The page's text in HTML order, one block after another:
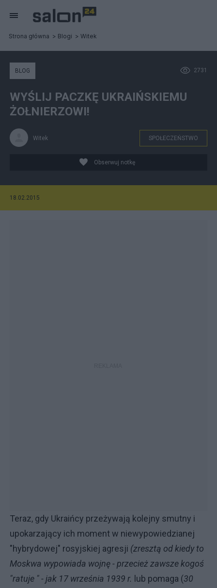
Strona główna Blogi Witek
2731
BLOG
WYŚLIJ PACZKĘ UKRAIŃSKIEMU
ŻOŁNIERZOWI!
Witek SPOŁECZEŃSTWO
Obserwuj notkę
18.02.2015
Teraz, gdy Ukraińcy przeżywają kolejny smutny i
upokarzający ich moment w niewypowiedzianej
"hybrydowej" rosyjskiej agresji (zresztą od kiedy to
Moskwa wypowiada wojnę - przecież zawsze kogoś
"ratuje " - jak 17 września 1939 r. lub pomaga (30